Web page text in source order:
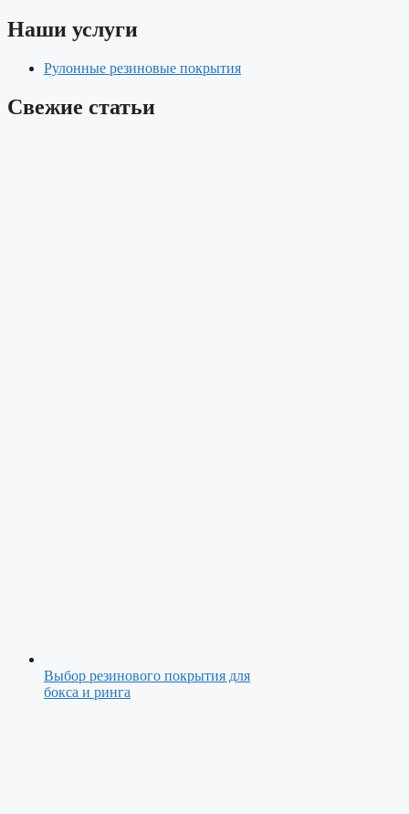
Наши услуги
Рулонные резиновые покрытия
Свежие статьи
Выбор резинового покрытия для
бокса и ринга